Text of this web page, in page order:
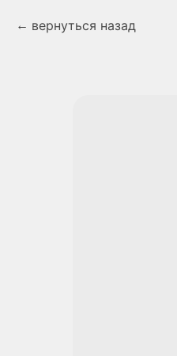
вернуться назад